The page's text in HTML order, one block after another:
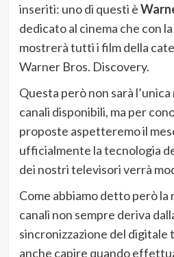
inseriti: uno di questi è
dedicato al cinema che con
mostrerà tutti i film della
Warner Bros. Discovery.
Questa però non sarà
canali disponibili, ma per
proposte aspetteremo il
ufficialmente la tecnologia
dei nostri televisori verrà
Come abbiamo detto però la
canali non sempre deriva
sincronizzazione del
anche capire quando